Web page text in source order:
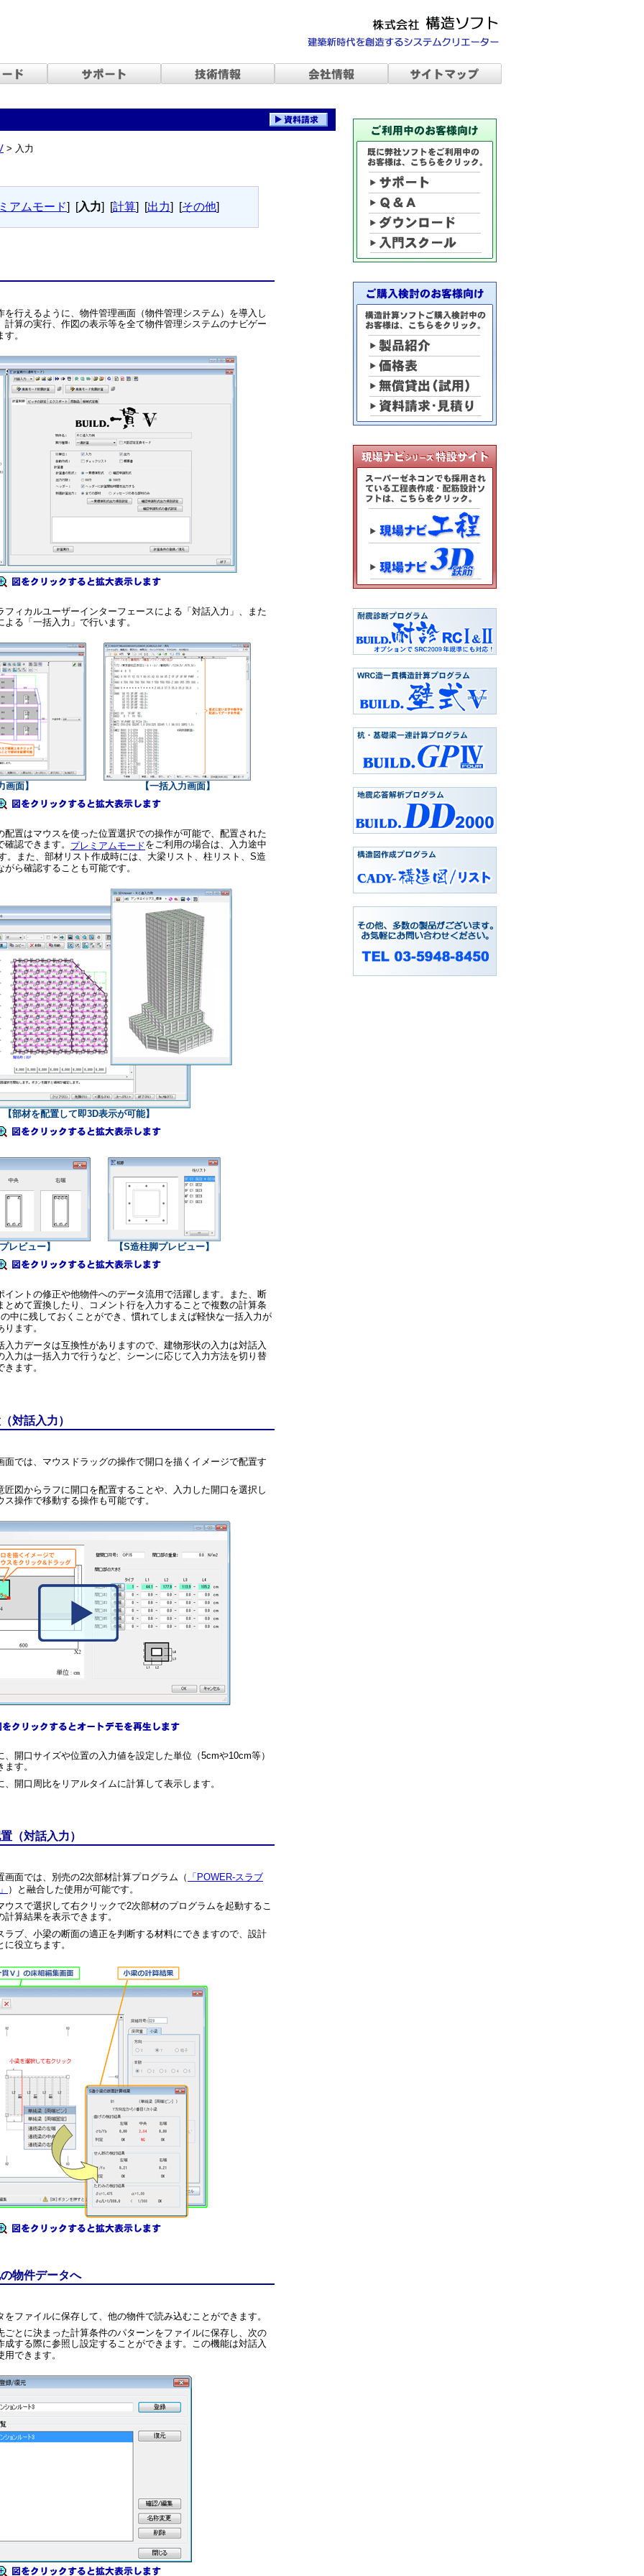
> 入力
アムモード] [入力] [計算] [出力] [その他]
を行えるように、物件管理画面（物件管理システム）を導入し
計算の実行、作図の表示等を全て物件管理システムのナビゲー
。
フィカルユーザーインターフェースによる「対話入力」、また
る「一括入力」で行います。
面】 【一括入力画面】
配置はマウスを使った位置選択での操作が可能で、配置された
認できます。 プレミアムモードをご利用の場合は、入力途中
。また、部材リスト作成時には、大梁リスト、柱リスト、S造
ら確認することも可能です。
【部材を配置して即3D表示が可能】
レビュー】 【S造柱脚プレビュー】
イントの修正や他物件へのデータ流用で活躍します。また、断
とめて置換したり、コメント行を入力することで複数の計算条
中に残しておくことができ、慣れてしまえば軽快な一括入力が
ます。
入力データは互換性がありますので、建物形状の入力は対話入
入力は一括入力で行うなど、シーンに応じて入力方法を切り替
ます。
対話入力）
面では、マウスドラッグの操作で開口を描くイメージで配置す
匠図からラフに開口を配置することや、入力した開口を選択し
操作で移動する操作も可能です。
、開口サイズや位置の入力値を設定した単位（5cmや10cm等）
す。
開口周比をリアルタイムに計算して表示します。
（対話入力）
画面では、別売の2次部材計算プログラム（ 「POWER-スラブ
）と融合した使用が可能です。
ウスで選択して右クリックで2次部材のプログラムを起動するこ
算結果を表示できます。
ラブ、小梁の断面の適正を判断する材料にできますので、設計
役立ちます。
物件データへ
ファイルに保存して、他の物件で読み込むことができます。
ごとに決まった計算条件のパターンをファイルに保存し、次の
成する際に参照し設定することができます。この機能は対話入
できます。